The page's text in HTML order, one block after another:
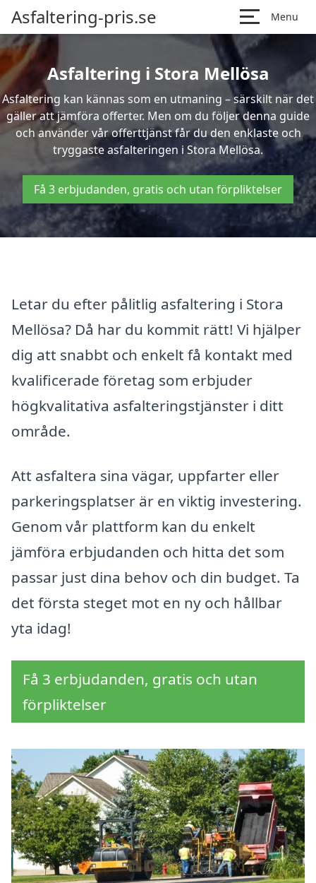
Asfaltering-pris.se Menu
Asfaltering i Stora Mellösa
Asfaltering kan kännas som en utmaning – särskilt när det
gäller att jämföra offerter. Men om du följer denna guide
och använder vår offerttjänst får du den enklaste och
tryggaste asfalteringen i Stora Mellösa.
Få 3 erbjudanden, gratis och utan förpliktelser
Letar du efter pålitlig asfaltering i Stora
Mellösa? Då har du kommit rätt! Vi hjälper
dig att snabbt och enkelt få kontakt med
kvalificerade företag som erbjuder
högkvalitativa asfalteringstjänster i ditt
område.
Att asfaltera sina vägar, uppfarter eller
parkeringsplatser är en viktig investering.
Genom vår plattform kan du enkelt
jämföra erbjudanden och hitta det som
passar just dina behov och din budget. Ta
det första steget mot en ny och hållbar
yta idag!
Få 3 erbjudanden, gratis och utan
förpliktelser